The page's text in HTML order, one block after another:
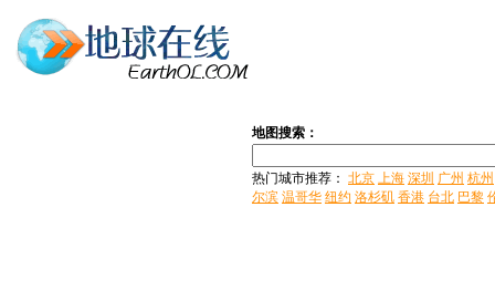
地图搜索：
热门城市推荐： 北京 上海 深圳 广州 杭州
尔滨 温哥华 纽约 洛杉矶 香港 台北 巴黎